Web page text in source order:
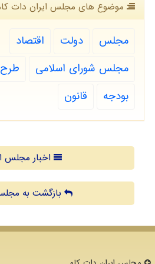
موضوع های مجلس ایران دات
مجلس دولت
اقتصاد
مجلس شورای اسلامی
طرح
بودجه
قانون
اخبار مجلس
بازگشت به